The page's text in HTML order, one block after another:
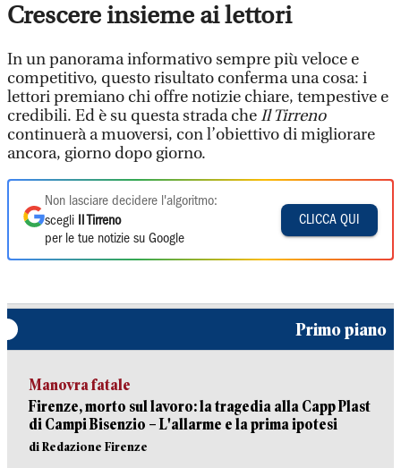
Crescere insieme ai lettori
In un panorama informativo sempre più veloce e
competitivo, questo risultato conferma una cosa: i
lettori premiano chi offre notizie chiare, tempestive e
credibili. Ed è su questa strada cheIl Tirreno
continuerà a muoversi, con l’obiettivo di migliorare
ancora, giorno dopo giorno.
Non lasciare decidere l'algoritmo:
scegli
Il Tirreno
per le tue notizie su Google
CLICCA QUI
Primo piano
Manovra fatale
Firenze, morto sul lavoro: la tragedia alla Capp Plast
di Campi Bisenzio – L'allarme e la prima ipotesi
di Redazione Firenze